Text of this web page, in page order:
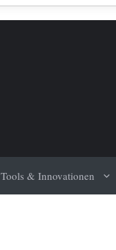
Tools & Innovationen